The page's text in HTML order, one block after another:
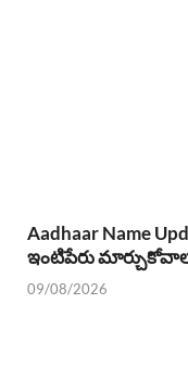
Aadhaar Name
ఇంటిపేరు
09/08/2026